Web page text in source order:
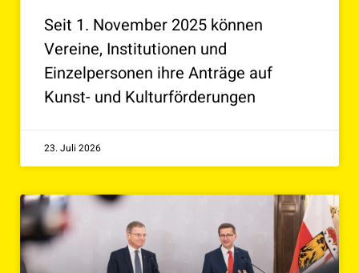
Seit 1. November 2025 können
Vereine, Institutionen und
Einzelpersonen ihre Anträge auf
Kunst- und Kulturförderungen
23. Juli 2026